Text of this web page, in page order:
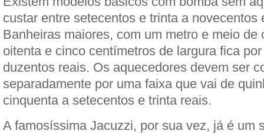
custar entre setecentos e trinta a novecentos
Banheiras maiores, com um metro e meio de
oitenta e cinco centímetros de largura fica
duzentos reais. Os aquecedores devem ser
separadamente por uma faixa que vai de
cinquenta a setecentos e trinta reais.
A famosíssima Jacuzzi, por sua vez, já é um